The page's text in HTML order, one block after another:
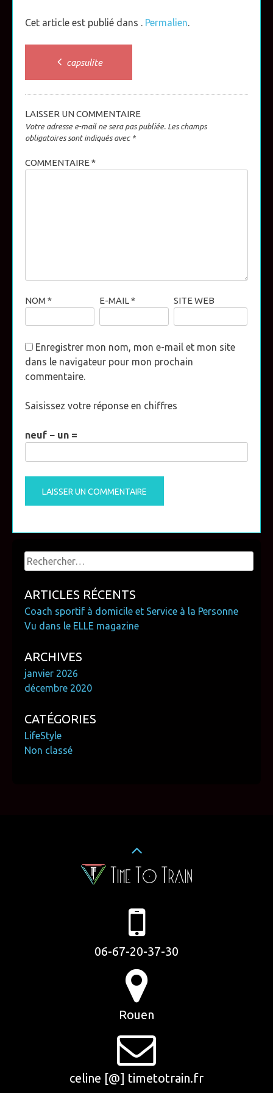
Cet article est publié dans . Permalien.
Post
navigation
capsulite
LAISSER UN COMMENTAIRE
Votre adresse e-mail ne sera pas publiée. Les champs
obligatoires sont indiqués avec *
COMMENTAIRE *
NOM * E-MAIL* SITE WEB
Enregistrer mon nom, mon e-mail et mon site
dans le navigateur pour mon prochain
commentaire.
Saisissez votre réponse en chiffres
neuf − un =
Rechercher :
ARTICLES RÉCENTS
Coach sportif à domicile et Service à la Personne
Vu dans le ELLE magazine
ARCHIVES
janvier 2026
décembre 2020
CATÉGORIES
LifeStyle
Non classé
06-67-20-37-30
Rouen
celine [@] timetotrain.fr